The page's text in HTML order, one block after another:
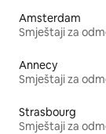
Amsterdam
Smještaji za
Annecy
Smještaji za
Strasbourg
Smještaji za